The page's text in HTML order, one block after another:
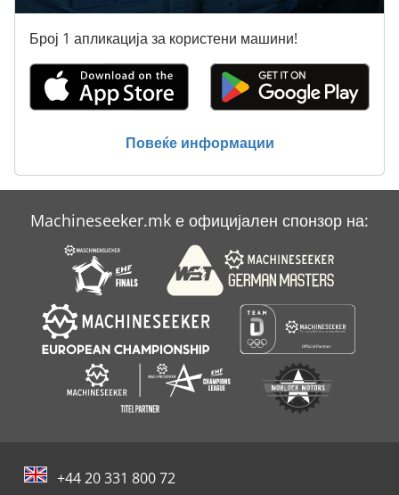
Преден Подигнувач За Мб Трак
Статистика На Ent
Број 1 апликација за користени машини!
Повеќе информации
Machineseeker.mk е официјален спонзор на:
+44 20 331 800 72